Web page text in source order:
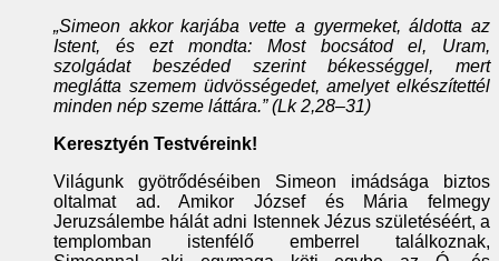
„Simeon akkor karjába vette a gyermeket, áldotta az
Istent, és ezt mondta: Most bocsátod el, Uram,
szolgádat beszéded szerint békességgel, mert
meglátta szemem üdvösségedet, amelyet elkészítettél
minden nép szeme láttára.” (Lk 2,28–31)
Keresztyén Testvéreink!
Világunk gyötrődéséiben Simeon imádsága biztos
oltalmat ad. Amikor József és Mária felmegy
Jeruzsálembe hálát adni Istennek Jézus születéséért, a
templomban istenfélő emberrel találkoznak,